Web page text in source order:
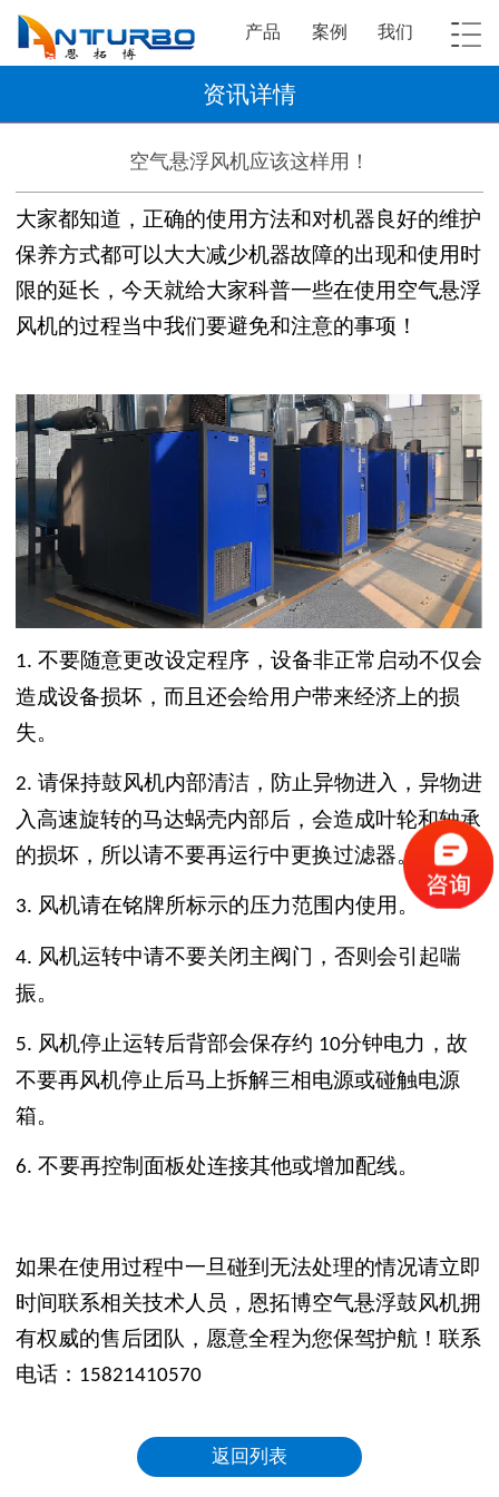
产品 案例 我们
资讯详情
空气悬浮风机应该这样用！
大家都知道，正确的使用方法和对机器良好的维护
保养方式都可以大大减少机器故障的出现和使用时
限的延长，今天就给大家科普一些在使用空气悬浮
风机的过程当中我们要避免和注意的事项！
1. 不要随意更改设定程序，设备非正常启动不仅会
造成设备损坏，而且还会给用户带来经济上的损
失。
2. 请保持鼓风机内部清洁，防止异物进入，异物进
入高速旋转的马达蜗壳内部后，会造成叶轮和轴承
的损坏，所以请不要再运行中更换过滤器。
3. 风机请在铭牌所标示的压力范围内使用。
4. 风机运转中请不要关闭主阀门，否则会引起喘
振。
5. 风机停止运转后背部会保存约 10分钟电力，故
不要再风机停止后马上拆解三相电源或碰触电源
箱。
6. 不要再控制面板处连接其他或增加配线。
如果在使用过程中一旦碰到无法处理的情况请立即
时间联系相关技术人员，恩拓博空气悬浮鼓风机拥
有权威的售后团队，愿意全程为您保驾护航！联系
电话： 15821410570
返回列表